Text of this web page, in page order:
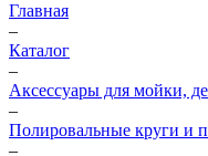
Главная
–
Каталог
–
Аксессуары для мойки,
–
Полировальные круги и
–